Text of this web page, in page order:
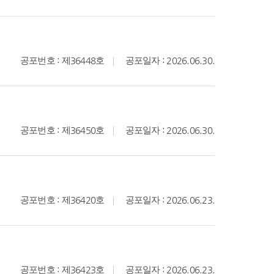
공포번호 : 제36448호 공포일자 : 2026.06.30.
공포번호 : 제36450호 공포일자 : 2026.06.30.
공포번호 : 제36420호 공포일자 : 2026.06.23.
공포번호 : 제36423호 공포일자 : 2026.06.23.